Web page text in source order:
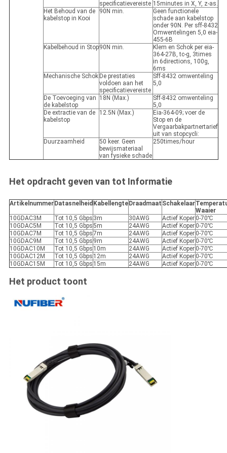
specificatievereiste 15minutes in X, Y, z-as.
Het Behoud van de
kabelstop in Kooi
90N min.
Geen functionele
schade aan kabelstop
onder 90N. Per sff-8432
Omwentelingen 5,0 eia-
455-6B
Kabelbehoud in Stop90N min.
Klem en Schok per eia-
364-27B, tc-g, 3times
in 6directions, 100g,
6ms
Mechanische Schok De prestaties
voldoen aan het
specificatievereiste
Sff-8432 omwenteling
5,0
De Toevoeging van
de kabelstop
18N (Max.)
Sff-8432 omwenteling
5,0
De extractie van de
kabelstop
12.5N (Max.)
Eia-364-09; voer de
Stop en de
Vergaarbakpartnertarief
uit van stopcycli:
Duurzaamheid
50 keer. Geen
bewijsmateriaal
van fysieke schade
250times/hour
Het opdracht geven van tot Informatie
Artikelnummer Datasnelheid Kabellengte Draadmaat Schakelaar
Waaier
10GDAC3M
Tot 10,5 Gbps 3m 30AWG Actief Koper 0-70℃
10GDAC5M
Tot 10,5 Gbps5m 24AWG Actief Koper 0-70℃
10GDAC7M
Tot 10,5 Gbps7m 24AWG Actief Koper 0-70℃
10GDAC9M
Tot 10,5 Gbps 9m 24AWG Actief Koper 0-70℃
10GDAC10M
Tot 10,5 Gbps 10m 24AWG Actief Koper 0-70℃
10GDAC12M
Tot 10,5 Gbps 12m 24AWG Actief Koper 0-70℃
10GDAC15M
Tot 10,5 Gbps 15m 24AWG Actief Koper 0-70℃
Het product toont